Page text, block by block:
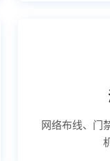
网络布线、门